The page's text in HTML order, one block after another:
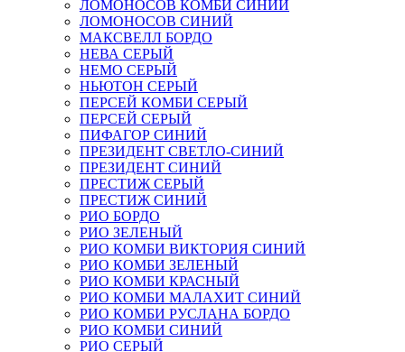
ЛОМОНОСОВ КОМБИ СИНИЙ
ЛОМОНОСОВ СИНИЙ
МАКСВЕЛЛ БОРДО
НЕВА СЕРЫЙ
НЕМО СЕРЫЙ
НЬЮТОН СЕРЫЙ
ПЕРСЕЙ КОМБИ СЕРЫЙ
ПЕРСЕЙ СЕРЫЙ
ПИФАГОР СИНИЙ
ПРЕЗИДЕНТ СВЕТЛО-СИНИЙ
ПРЕЗИДЕНТ СИНИЙ
ПРЕСТИЖ СЕРЫЙ
ПРЕСТИЖ СИНИЙ
РИО БОРДО
РИО ЗЕЛЕНЫЙ
РИО КОМБИ ВИКТОРИЯ СИНИЙ
РИО КОМБИ ЗЕЛЕНЫЙ
РИО КОМБИ КРАСНЫЙ
РИО КОМБИ МАЛАХИТ СИНИЙ
РИО КОМБИ РУСЛАНА БОРДО
РИО КОМБИ СИНИЙ
РИО СЕРЫЙ